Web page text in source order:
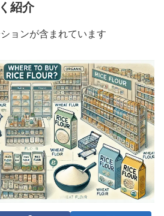
紹介
ョンが含まれています